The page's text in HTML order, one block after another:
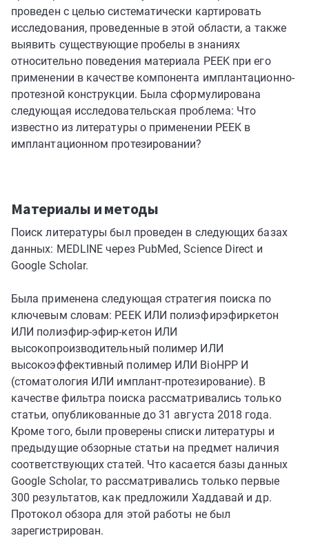
проведен с целью систематически картировать
исследования, проведенные в этой области, а также
выявить существующие пробелы в знаниях
относительно поведения материала PEEK при его
применении в качестве компонента имплантационно-
протезной конструкции. Была сформулирована
следующая исследовательская проблема: Что
известно из литературы о применении PEEK в
имплантационном протезировании?
Материалы и методы
Поиск литературы был проведен в следующих базах
данных: MEDLINE через PubMed, Science Direct и
Google Scholar.
Была применена следующая стратегия поиска по
ключевым словам: PEEK ИЛИ полиэфирэфиркетон
ИЛИ полиэфир-эфир-кетон ИЛИ
высокопроизводительный полимер ИЛИ
высокоэффективный полимер ИЛИ BioHPP И
(стоматология ИЛИ имплант-протезирование). В
качестве фильтра поиска рассматривались только
статьи, опубликованные до 31 августа 2018 года.
Кроме того, были проверены списки литературы и
предыдущие обзорные статьи на предмет наличия
соответствующих статей. Что касается базы данных
Google Scholar, то рассматривались только первые
300 результатов, как предложили Хаддавай и др.
Протокол обзора для этой работы не был
зарегистрирован.